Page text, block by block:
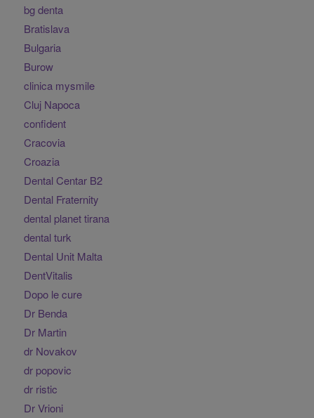
bg denta
Bratislava
Bulgaria
Burow
clinica mysmile
Cluj Napoca
confident
Cracovia
Croazia
Dental Centar B2
Dental Fraternity
dental planet tirana
dental turk
Dental Unit Malta
DentVitalis
Dopo le cure
Dr Benda
Dr Martin
dr Novakov
dr popovic
dr ristic
Dr Vrioni